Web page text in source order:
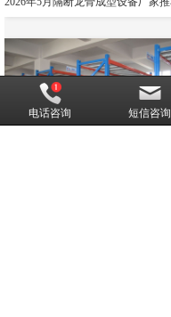
电话咨询 短信咨询